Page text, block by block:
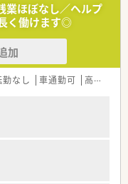
業ほぼなし／ヘルプ
く働けます◎
加
勤なし 車通勤可 高給与(600万円以上)